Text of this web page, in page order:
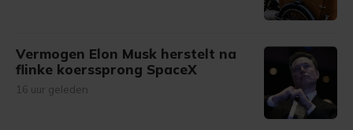
Vermogen Elon Musk herstelt na
flinke koerssprong SpaceX
16 uur geleden